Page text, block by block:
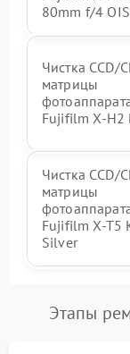
80mm f/4 OIS
Чистка CCD/
матрицы
Fujifilm X-H2
Чистка CCD/
матрицы
Fujifilm X-T5
Silver
Этапы